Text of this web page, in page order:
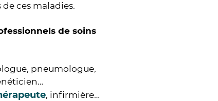
ces maladies.
de soins
pneumologue,
, infirmière…